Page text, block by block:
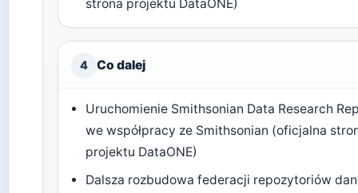
strona projektu DataONE)
4 Co dalej
Uruchomienie Smithsonian Data Research
we współpracy ze Smithsonian (oficjalna
projektu DataONE)
Dalsza rozbudowa federacji repozytoriów